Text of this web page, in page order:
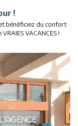
!
bénéficiez du confort
VACANCES !